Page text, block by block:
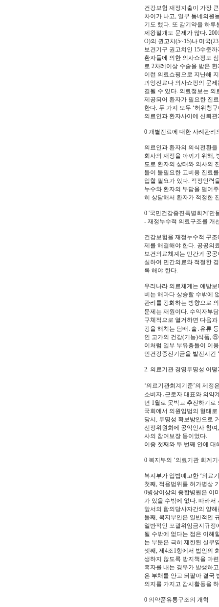
건강보험 재정지출이 가장
차이가 나고, 일부 동네의원
기도 했다. 또 감기약을 하
제왕절개도 문제가 많다.
O)의 권고치(5~15)나 미국
보건기구 권고치인 15수준
환자들에 의한 의사쇼핑도
로 2차례이상 수술을 받은
이런 의료쇼핑으로 지난해
과잉진료나 의사쇼핑의 문
결될 수 있다. 의료정보는
제공되어 환자가 필요한 진
한다. 두 가지 모두 ‘허위청
의료인과 환자사이에 신뢰
0 개별진료에 대한 사례관리
의료인과 환자의 의식전환
회사의 재정을 아끼기 위해,
도로 환자의 상태와 의사의
들이 불필요한 고비용 진료
입할 필요가 있다. 적정인력
누수와 환자의 부담을 덜어
히 상담해서 환자가 적정한
0 '국민건강증진특별회계'만
- 재정누수적 의료구조를 개
건강보험을 재정누수적 구
제를 해결해야 한다. 공공의
보건의료체계는 민간과 공
실하여 민간의료와 적절한
록 해야 한다.
우리나라 의료체계는 예방
비는 해마다 상승할 수밖에
관리를 강화하는 방향으로
문제는 재원이다. 수익자부
구체적으로 열거하면 다음
강을 해치는 담배․술․유류
인 고가의 건강(기능)식품,
이처럼 일부 부유층들이 이
민건강증진기금을 발전시킨
2. 의료기관 경영투명성 어
‘의료기관회계기준’의 제정
소비자․근로자 대표와 의약
년 1월로 못박고 추진하기
국회에서 의원입법의 형태
당시, 투명성 확보방안으로
선정위원회에 공익인사 참
사의 참여보장 등이었다.
이중 첫째와 두 번째 안에
0 복지부의 ‘의료기관 회계
복지부가 입법예고한 ‘의료
첫째, 적용범위를 허가병상
0병상이상의 종합병원은 이
가 있을 수밖에 없다. 따라
앞서의 합의당사자간의 양
둘째, 복지부안은 일반적인
일반적인 포괄위임금지규정
될 수밖에 없다는 점은 이해
는 부분은 극히 제한된 실무
셋째, 제4조1항에서 법인의
생하지 않도록 방지책을 마
흑자를 내는 경우가 발생하
은 부채를 안고 되팔아 결국
의지를 가지고 감시활동을
0 의약품유통구조의 개혁